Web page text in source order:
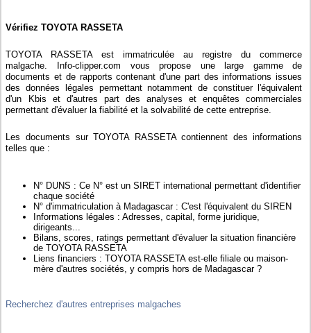
Vérifiez TOYOTA RASSETA
TOYOTA RASSETA est immatriculée au registre du commerce
malgache. Info-clipper.com vous propose une large gamme de
documents et de rapports contenant d'une part des informations issues
des données légales permettant notamment de constituer l'équivalent
d'un Kbis et d'autres part des analyses et enquêtes commerciales
permettant d'évaluer la fiabilité et la solvabilité de cette entreprise.
Les documents sur TOYOTA RASSETA contiennent des informations
telles que :
N° DUNS : Ce N° est un SIRET international permettant d'identifier
chaque société
N° d'immatriculation à Madagascar : C'est l'équivalent du SIREN
Informations légales : Adresses, capital, forme juridique,
dirigeants...
Bilans, scores, ratings permettant d'évaluer la situation financière
de TOYOTA RASSETA
Liens financiers : TOYOTA RASSETA est-elle filiale ou maison-
mère d'autres sociétés, y compris hors de Madagascar ?
Recherchez d'autres entreprises malgaches